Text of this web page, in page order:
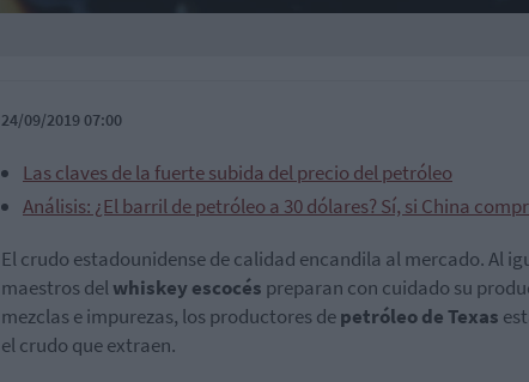
24/09/2019 07:00
Las claves de la fuerte subida del precio del petróleo
Análisis: ¿El barril de petróleo a 30 dólares? Sí, si China
El crudo estadounidense de calidad encandila al mercado. Al
maestros delwhiskey escocés preparan con cuidado su
mezclas e impurezas, los productores depetróleo de Texas
el crudo que extraen.